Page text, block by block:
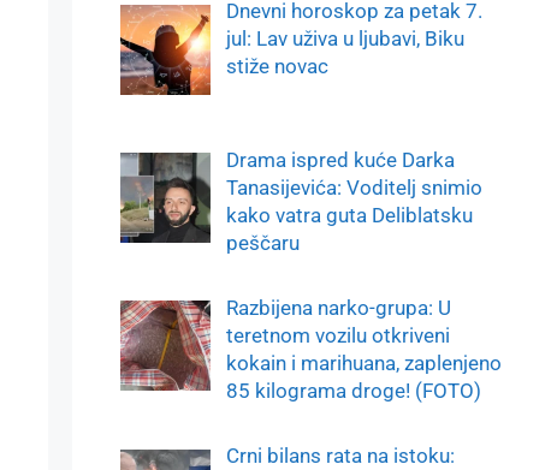
Dnevni horoskop za petak 7.
jul: Lav uživa u ljubavi, Biku
stiže novac
Drama ispred kuće Darka
Tanasijevića: Voditelj snimio
kako vatra guta Deliblatsku
peščaru
Razbijena narko-grupa: U
teretnom vozilu otkriveni
kokain i marihuana, zaplenjeno
85 kilograma droge! (FOTO)
Crni bilans rata na istoku: